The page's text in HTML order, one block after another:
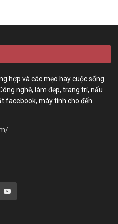
hợp và các mẹo hay cuộc sống
nghệ, làm đẹp, trang trí, nấu
facebook, máy tính cho đến